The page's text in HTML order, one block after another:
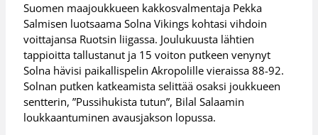
Suomen maajoukkueen kakkosvalmentaja Pekka
Salmisen luotsaama Solna Vikings kohtasi vihdoin
voittajansa Ruotsin liigassa. Joulukuusta lähtien
tappioitta tallustanut ja 15 voiton putkeen venynyt
Solna hävisi paikallispelin Akropolille vieraissa 88-92.
Solnan putken katkeamista selittää osaksi joukkueen
sentterin, ”Pussihukista tutun”, Bilal Salaamin
loukkaantuminen avausjakson lopussa.